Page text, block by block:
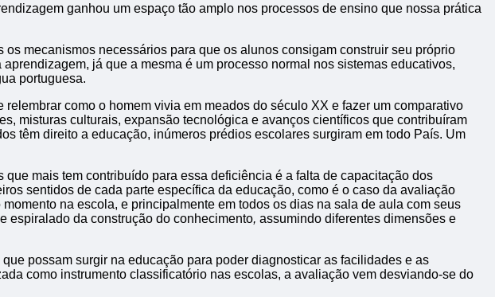
ganhou um espaço tão amplo nos processos de ensino que nossa prática
mecanismos necessários para que os alunos consigam construir seu próprio
já que a mesma é um processo normal nos sistemas educativos,
portuguesa.
como o homem vivia em meados do século XX e fazer um comparativo
misturas culturais, expansão tecnológica e avanços científicos que contribuíram
têm direito a educação, inúmeros prédios escolares surgiram em todo País. Um
mais tem contribuído para essa deficiência é a falta de capacitação dos
sentidos de cada parte específica da educação, como é o caso da avaliação
na escola, e principalmente em todos os dias na sala de aula com seus
espiralado da construção do conhecimento, ​ assumindo diferentes dimensões e
possam surgir na educação para poder diagnosticar as facilidades e as
como instrumento classificatório nas escolas, a avaliação vem desviando-se do